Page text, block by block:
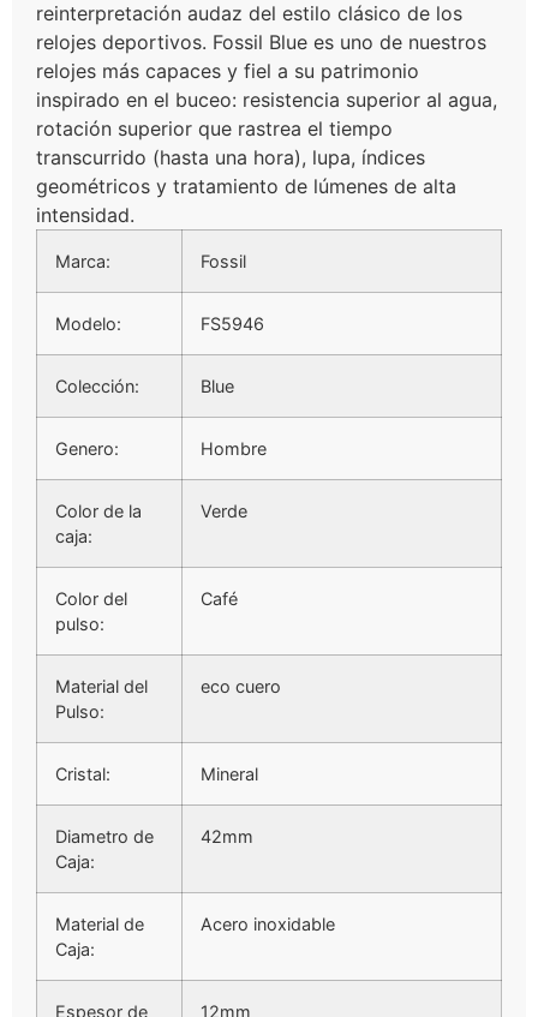
reinterpretación audaz del estilo clásico de los
relojes deportivos. Fossil Blue es uno de nuestros
relojes más capaces y fiel a su patrimonio
inspirado en el buceo: resistencia superior al agua,
rotación superior que rastrea el tiempo
transcurrido (hasta una hora), lupa, índices
geométricos y tratamiento de lúmenes de alta
intensidad.
Marca: Fossil
Modelo: FS5946
Colección: Blue
Genero: Hombre
Color de la
caja:
Verde
Color del
pulso:
Café
Material del
Pulso:
eco cuero
Cristal: Mineral
Diametro de
Caja:
42mm
Material de
Caja:
Acero inoxidable
Espesor de 12mm